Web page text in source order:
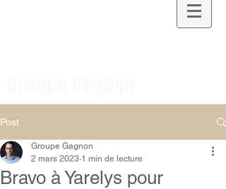
Post
Bravo à Yarelys pour
Groupe Gagnon
2 mars 2023 1 min de lecture